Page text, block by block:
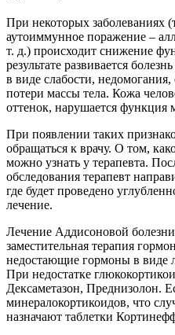
При некоторых заболеваниях
аутоиммунное поражение –
т. д.) происходит снижение
результате развивается
в виде слабости,
потери массы тела. Кожа
оттенок, нарушается функция
При появлении таких
обращаться к врачу. О том,
можно узнать у терапевта.
обследования терапевт
где будет проведено
лечение.
Лечение Аддисоновой
заместительная терапия
недостающие гормоны в виде
При недостатке
Дексаметазон, Преднизолон.
минералокортикоидов, что
назначают таблетки